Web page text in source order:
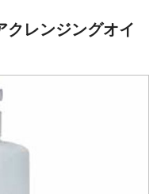
クレンジングオイ